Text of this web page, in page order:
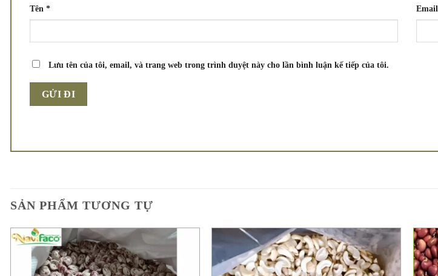
Tên * Email
Lưu tên của tôi, email, và trang web trong trình duyệt này cho lần bình luận kế tiếp của tôi.
SẢN PHẨM TƯƠNG TỰ